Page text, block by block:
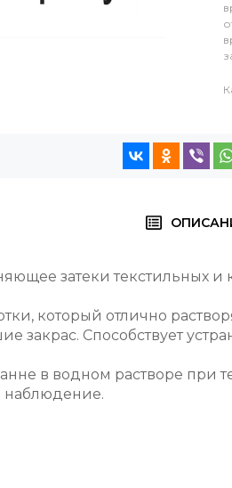
затеки текстильных
который отлично
закрас. Способствует
в водном растворе при
наблюдение.